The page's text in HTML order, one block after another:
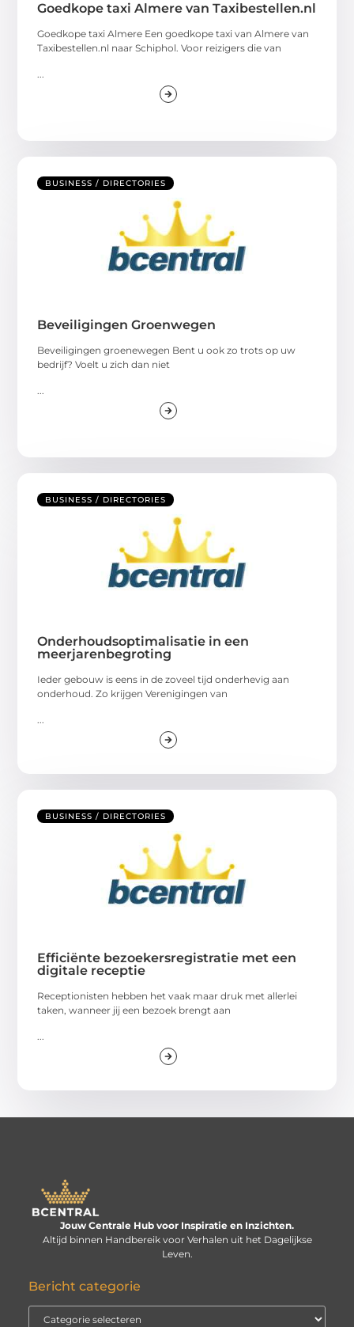
Goedkope taxi Almere van Taxibestellen.nl
Goedkope taxi Almere Een goedkope taxi van Almere van
Taxibestellen.nl naar Schiphol. Voor reizigers die van
BUSINESS / DIRECTORIES
Beveiligingen Groenwegen
Beveiligingen groenewegen Bent u ook zo trots op uw
bedrijf? Voelt u zich dan niet
BUSINESS / DIRECTORIES
Onderhoudsoptimalisatie in een
meerjarenbegroting
Ieder gebouw is eens in de zoveel tijd onderhevig aan
onderhoud. Zo krijgen Verenigingen van
BUSINESS / DIRECTORIES
Efficiënte bezoekersregistratie met een
digitale receptie
Receptionisten hebben het vaak maar druk met allerlei
taken, wanneer jij een bezoek brengt aan
Jouw Centrale Hub voor Inspiratie en Inzichten.
Altijd binnen Handbereik voor Verhalen uit het Dagelijkse
Leven.
Bericht categorie